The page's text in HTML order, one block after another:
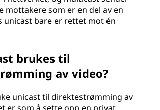
mottakere som er en del av en
unicast bare er rettet mot én
brukes til
av video?
unicast til direktestrømming av